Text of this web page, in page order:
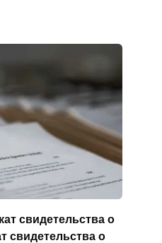
свидетельства о
свидетельства о